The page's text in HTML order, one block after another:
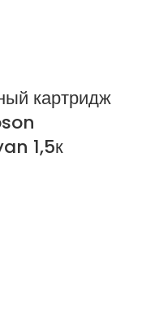
картридж
1,5к